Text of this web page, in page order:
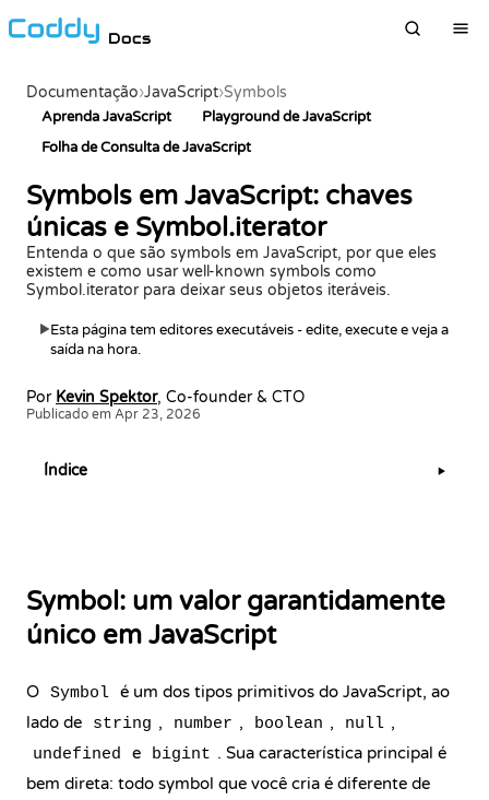
Docs
Documentação›JavaScript›Symbols
Aprenda JavaScript
Playground de JavaScript
Folha de Consulta de JavaScript
Symbols em JavaScript: chaves
únicas e Symbol.iterator
Entenda o que são symbols em JavaScript, por que eles
existem e como usar well-known symbols como
Symbol.iterator para deixar seus objetos iteráveis.
▶Esta página tem editores executáveis - edite, execute e veja a
saída na hora.
Por Kevin Spektor, Co-founder & CTO
Publicado em Apr 23, 2026
Symbol: um valor garantidamente
único em JavaScript
O Symbol é um dos tipos primitivos do JavaScript, ao
lado de
string , number , boolean , null ,
undefined e bigint . Sua característica principal é
bem direta: todo symbol que você cria é diferente de
Índice ▶